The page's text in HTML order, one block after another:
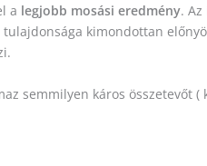
a legjobb mosási eredmény.
kimondottan
semmilyen káros összetevőt